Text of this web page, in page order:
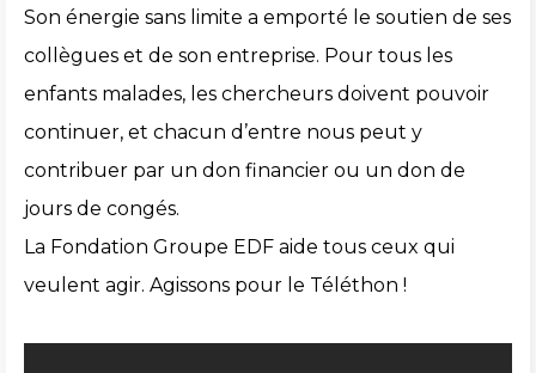
Son énergie sans limite a emporté le soutien de ses
collègues et de son entreprise. Pour tous les
enfants malades, les chercheurs doivent pouvoir
continuer, et chacun d’entre nous peut y
contribuer par un don financier ou un don de
jours de congés.
La Fondation Groupe EDF aide tous ceux qui
veulent agir. Agissons pour le Téléthon !